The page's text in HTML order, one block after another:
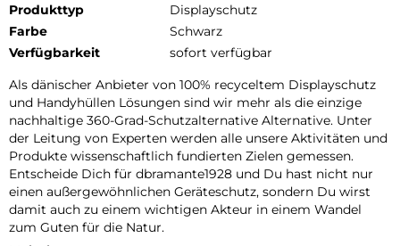
Produkttyp
Displayschutz
Farbe
Schwarz
Verfügbarkeit
sofort verfügbar
Als dänischer Anbieter von 100% recyceltem Displayschutz
und Handyhüllen Lösungen sind wir mehr als die einzige
nachhaltige 360-Grad-Schutzalternative Alternative. Unter
der Leitung von Experten werden alle unsere Aktivitäten und
Produkte wissenschaftlich fundierten Zielen gemessen.
Entscheide Dich für dbramante1928 und Du hast nicht nur
einen außergewöhnlichen Geräteschutz, sondern Du wirst
damit auch zu einem wichtigen Akteur in einem Wandel
zum Guten für die Natur.